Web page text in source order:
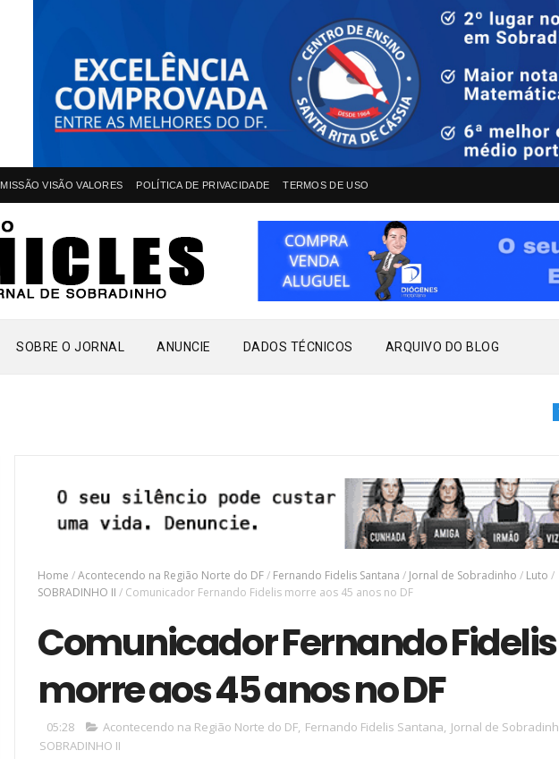
MISSÃO VISÃO VALORES POLÍTICA DE PRIVACIDADE TERMOS DE USO
SOBRE O JORNAL ANUNCIE DADOS TÉCNICOS ARQUIVO DO BLOG
TURISMO RURAL
Home /Acontecendo na Região Norte do DF/ Fernando Fidelis Santana / Jornal de Sobradinho / Luto /
SOBRADINHO II / Comunicador Fernando Fidelis morre aos 45 anos no DF
Comunicador Fernando Fidelis
morre aos 45 anos no DF
05:28 Acontecendo na Região Norte do DF, Fernando Fidelis Santana, Jornal de
SOBRADINHO II